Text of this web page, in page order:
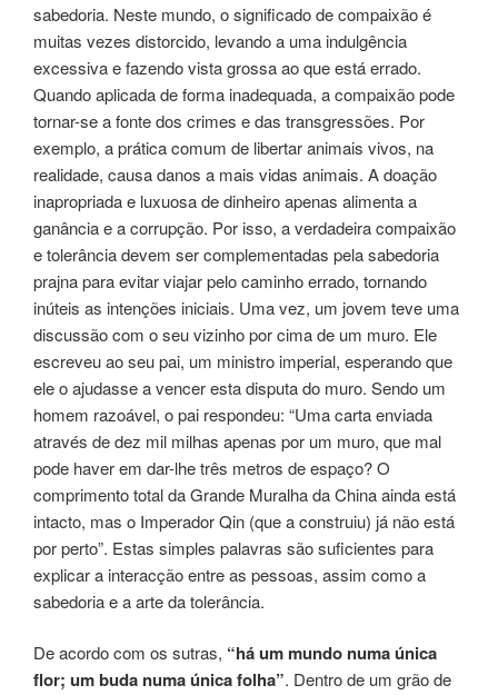
sabedoria. Neste mundo, o significado de compaixão é
muitas vezes distorcido, levando a uma indulgência
excessiva e fazendo vista grossa ao que está errado.
Quando aplicada de forma inadequada, a compaixão pode
tornar-se a fonte dos crimes e das transgressões. Por
exemplo, a prática comum de libertar animais vivos, na
realidade, causa danos a mais vidas animais. A doação
inapropriada e luxuosa de dinheiro apenas alimenta a
ganância e a corrupção. Por isso, a verdadeira compaixão
e tolerância devem ser complementadas pela sabedoria
prajna para evitar viajar pelo caminho errado, tornando
inúteis as intenções iniciais. Uma vez, um jovem teve uma
discussão com o seu vizinho por cima de um muro. Ele
escreveu ao seu pai, um ministro imperial, esperando que
ele o ajudasse a vencer esta disputa do muro. Sendo um
homem razoável, o pai respondeu: “Uma carta enviada
através de dez mil milhas apenas por um muro, que mal
pode haver em dar-lhe três metros de espaço? O
comprimento total da Grande Muralha da China ainda está
intacto, mas o Imperador Qin (que a construiu) já não está
por perto”. Estas simples palavras são suficientes para
explicar a interacção entre as pessoas, assim como a
sabedoria e a arte da tolerância.
De acordo com os sutras, “há um mundo numa única
flor; um buda numa única folha”. Dentro de um grão de